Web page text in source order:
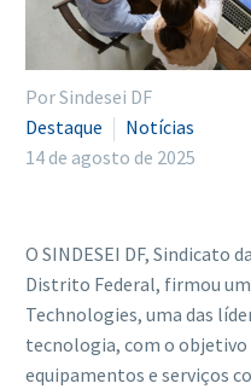
Por Sindesei DF
Destaque
Notícias
14 de agosto de 2025
O SINDESEI DF, Sindicato
Distrito Federal, firmou
Technologies, uma das
tecnologia, com o objetivo
equipamentos e serviços